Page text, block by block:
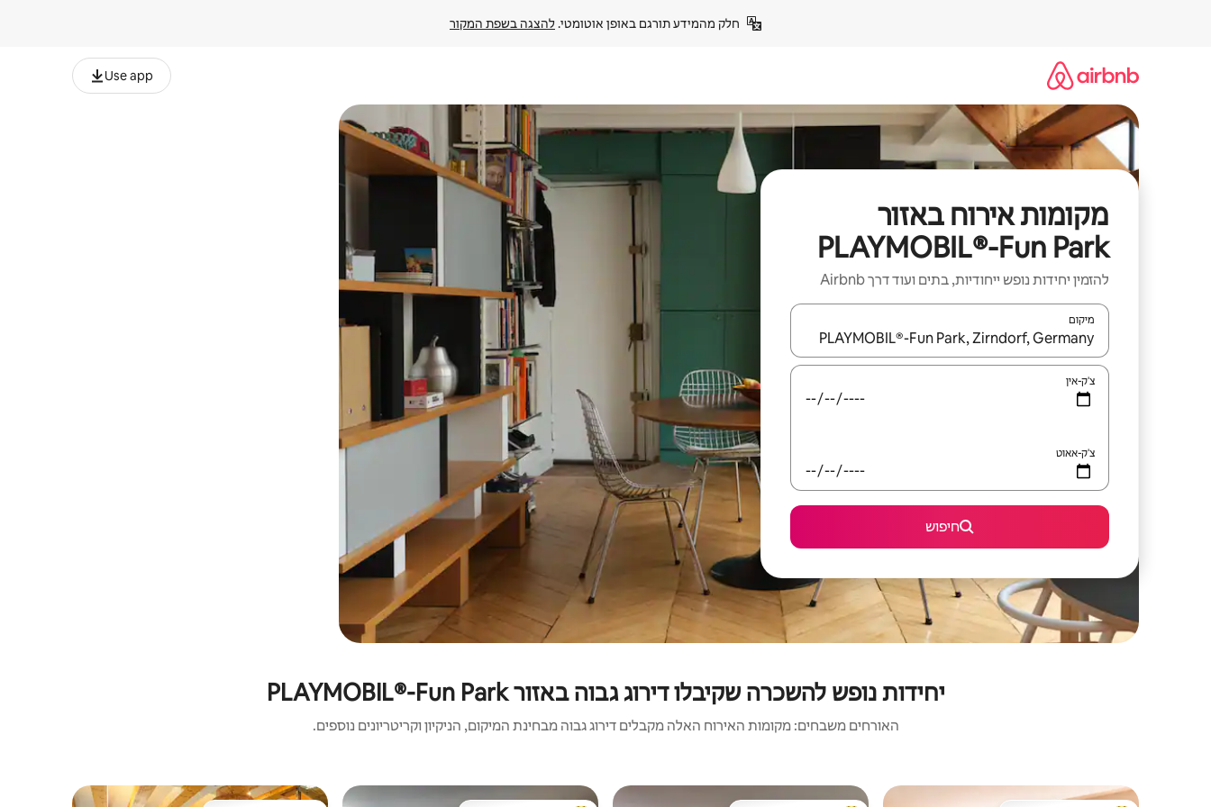
חלק מהמידע תורגם באופן אוטומטי. להצגה בשפת המקור
Use app
מקומות אירוח באזור
PLAYMOBIL®-Fun Park
להזמין יחידות נופש ייחודיות, בתים ועוד דרך Airbnb
מיקום
כאשר התוצאות יהיו זמינות, יש לנווט עם מקשי החיצים למעלה ולמטה או לעיין בעזרת תנועות מגע או החלקה.
צ'ק-אין
צ'ק-אאוט
חיפוש
יחידות נופש להשכרה שקיבלו דירוג גבוה באזור PLAYMOBIL®-Fun Park
האורחים משבחים: מקומות האירוח האלה מקבלים דירוג גבוה מבחינת המיקום, הניקיון וקריטריונים נוספים.